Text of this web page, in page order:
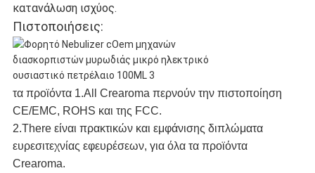
κατανάλωση ισχύος.
Πιστοποιήσεις:
τα προϊόντα 1.All Crearoma περνούν την πιστοποίηση
CE/EMC, ROHS και της FCC.
2.There είναι πρακτικών και εμφάνισης διπλώματα
ευρεσιτεχνίας εφευρέσεων, για όλα τα προϊόντα
Crearoma.